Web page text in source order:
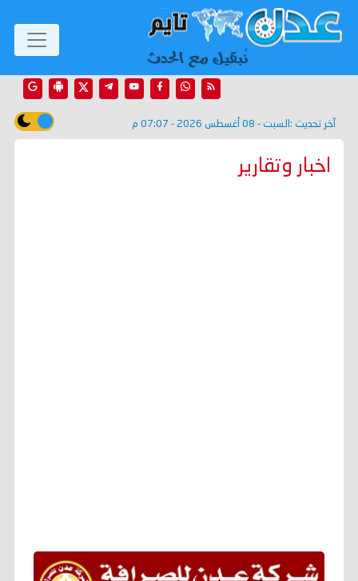
آخر تحديث : السبت - 08 أغسطس 2026 - 07:07 م
اخبار وتقارير